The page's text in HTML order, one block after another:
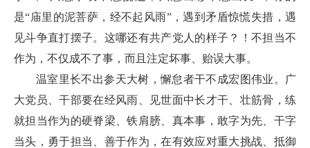
是“庙里的泥菩萨，经不起风雨”，遇到矛盾惊慌失措，遇
见斗争直打摆子。这哪还有共产党人的样子？！不担当不
作为，不仅成不了事，而且注定坏事、贻误大事。
温室里长不出参天大树，懈怠者干不成宏图伟业。广
大党员、干部要在经风雨、见世面中长才干、壮筋骨，练
就担当作为的硬脊梁、铁肩膀、真本事，敢字为先、干字
当头，勇于担当、善于作为，在有效应对重大挑战、抵御